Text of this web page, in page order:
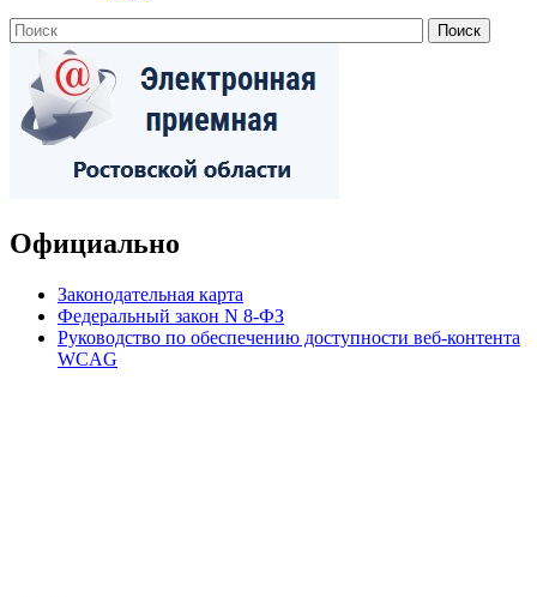
Официально
Законодательная карта
Федеральный закон N 8-ФЗ
Руководство по обеспечению доступности веб-контента
WCAG